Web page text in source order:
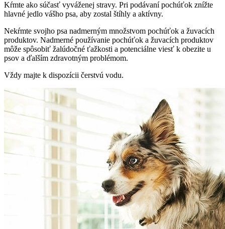
Kŕmte ako súčasť vyváženej stravy. Pri podávaní pochúťok znížte
hlavné jedlo vášho psa, aby zostal štíhly a aktívny.
Nekŕmte svojho psa nadmerným množstvom pochúťok a žuvacích
produktov. Nadmerné používanie pochúťok a žuvacích produktov
môže spôsobiť žalúdočné ťažkosti a potenciálne viesť k obezite u
psov a ďalším zdravotným problémom.
Vždy majte k dispozícii čerstvú vodu.